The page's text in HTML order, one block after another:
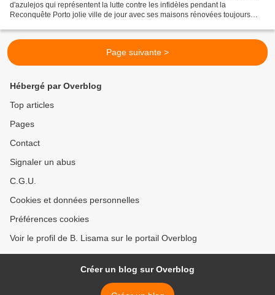
d'azulejos qui représentent la lutte contre les infidèles pendant la
Reconquête Porto jolie ville de jour avec ses maisons rénovées toujours
Page suivante >
Hébergé par Overblog
Top articles
Pages
Contact
Signaler un abus
C.G.U.
Cookies et données personnelles
Préférences cookies
Voir le profil de B. Lisama sur le portail Overblog
Créer un blog sur Overblog